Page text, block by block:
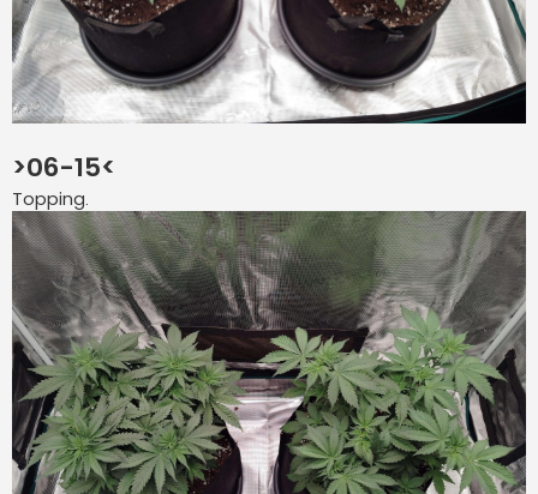
>06-15<
Topping.